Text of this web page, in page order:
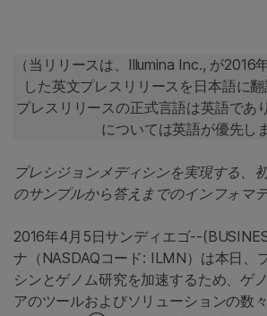
（当リリースは、Illumina Inc., が2016
した英文プレスリリースを日本語に翻
プレスリリースの正式言語は英語であ
については英語が優先し
プレシジョンメディシンを実現する、
のサンプルから答えまでのインフォマ
2016年4月5日サンディエゴ--
ナ（NASDAQコード: ILMN）は本日、
シンとゲノム研究を加速するため、ゲ
アのツールおよびソリューションの数